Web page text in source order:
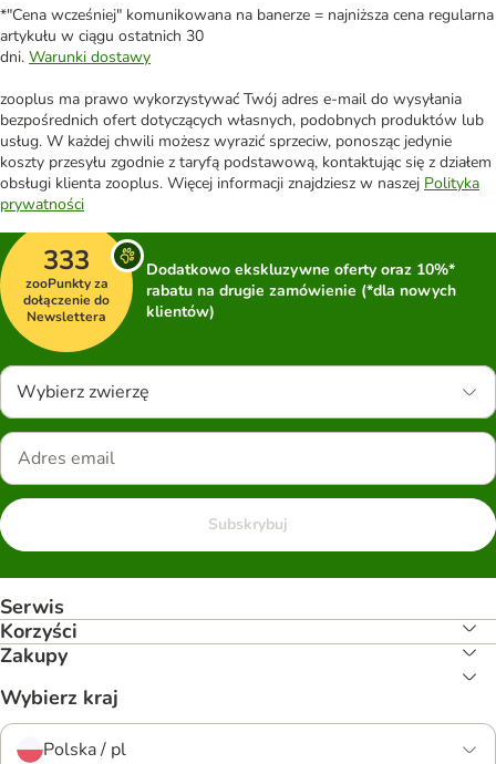
*"Cena wcześniej" komunikowana na banerze = najniższa cena regularna
artykułu w ciągu ostatnich 30
dni. Warunki dostawy
zooplus ma prawo wykorzystywać Twój adres e-mail do wysyłania
bezpośrednich ofert dotyczących własnych, podobnych produktów lub
usług. W każdej chwili możesz wyrazić sprzeciw, ponosząc jedynie
koszty przesyłu zgodnie z taryfą podstawową, kontaktując się z działem
obsługi klienta zooplus. Więcej informacji znajdziesz w naszej Polityka
prywatności
333
zooPunkty za
dołączenie do
Newslettera
Dodatkowo ekskluzywne oferty oraz 10%*
rabatu na drugie zamówienie (*dla nowych
klientów)
Wybierz zwierzę
Subskrybuj
Serwis
Korzyści
Zakupy
Wybierz kraj
Polska / pl